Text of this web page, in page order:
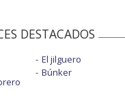
DESTACADOS
El jilguero
Búnker